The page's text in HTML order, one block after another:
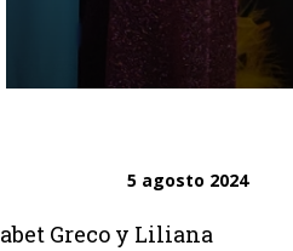
5 agosto 2024
Greco y Liliana